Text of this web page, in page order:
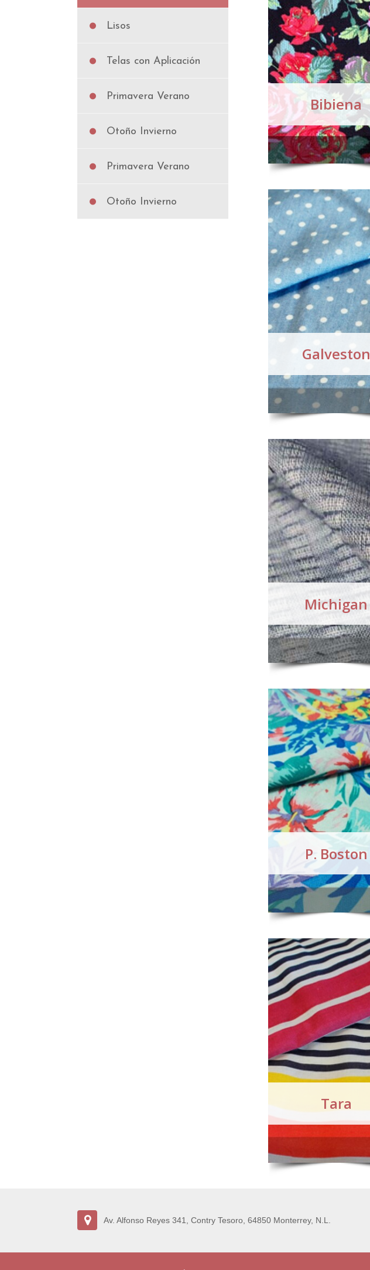
Lisos
Telas con Aplicación
Primavera Verano
Otoño Invierno
Primavera Verano
Otoño Invierno
Bibiena
Galveston
Michigan
P. Boston
Tara
Av. Alfonso Reyes 341, Contry Tesoro, 64850 Monterrey, N.L.